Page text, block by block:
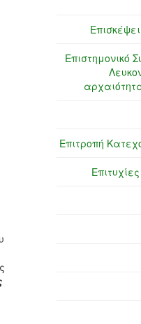
Επιστημονικό
Επιτροπή